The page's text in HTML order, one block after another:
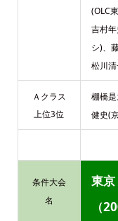
(OLC東
吉村
シ)、
松川
Ａクラス
上位3位
棚橋
健史(
条件大会
名
東
（